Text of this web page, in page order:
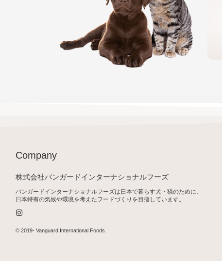
Company
株式会社バンガードインターナショナルフーズ
バンガードインターナショナルフーズは日本で暮らす犬・猫のために、
日本特有の気候や環境を考えたフードづくりを目指しています。
n
t
a
© 2019- Vanguard International Foods